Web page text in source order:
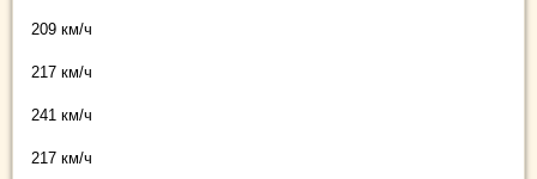
209 км/ч
217 км/ч
241 км/ч
217 км/ч